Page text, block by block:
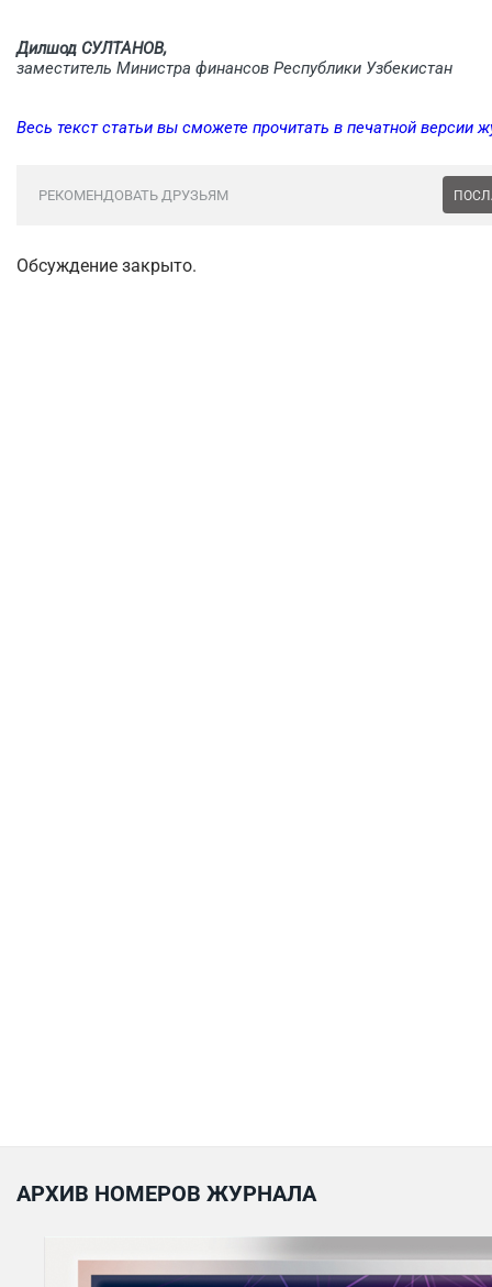
Дилшод СУЛТАНОВ,
заместитель Министра финансов Республики Узбекистан
Весь текст статьи вы сможете прочитать в печатной версии
РЕКОМЕНДОВАТЬ ДРУЗЬЯМ
Обсуждение закрыто.
АРХИВ НОМЕРОВ ЖУРНАЛА